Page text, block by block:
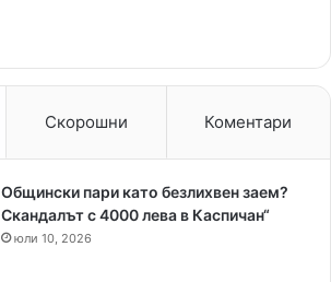
Скорошни Коментари
Общински пари като безлихвен заем?
Скандалът с 4000 лева в Каспичан“
юли 10, 2026